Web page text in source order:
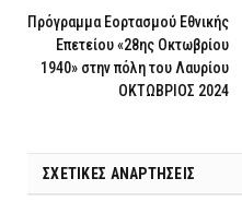
Πρόγραμμα Εορτασμού Εθνικής
Επετείου «28ης Οκτωβρίου
1940» στην πόλη του Λαυρίου
ΟΚΤΩΒΡΙΟΣ 2024
ΣΧΕΤΙΚΈΣ ΑΝΑΡΤΉΣΕΙΣ